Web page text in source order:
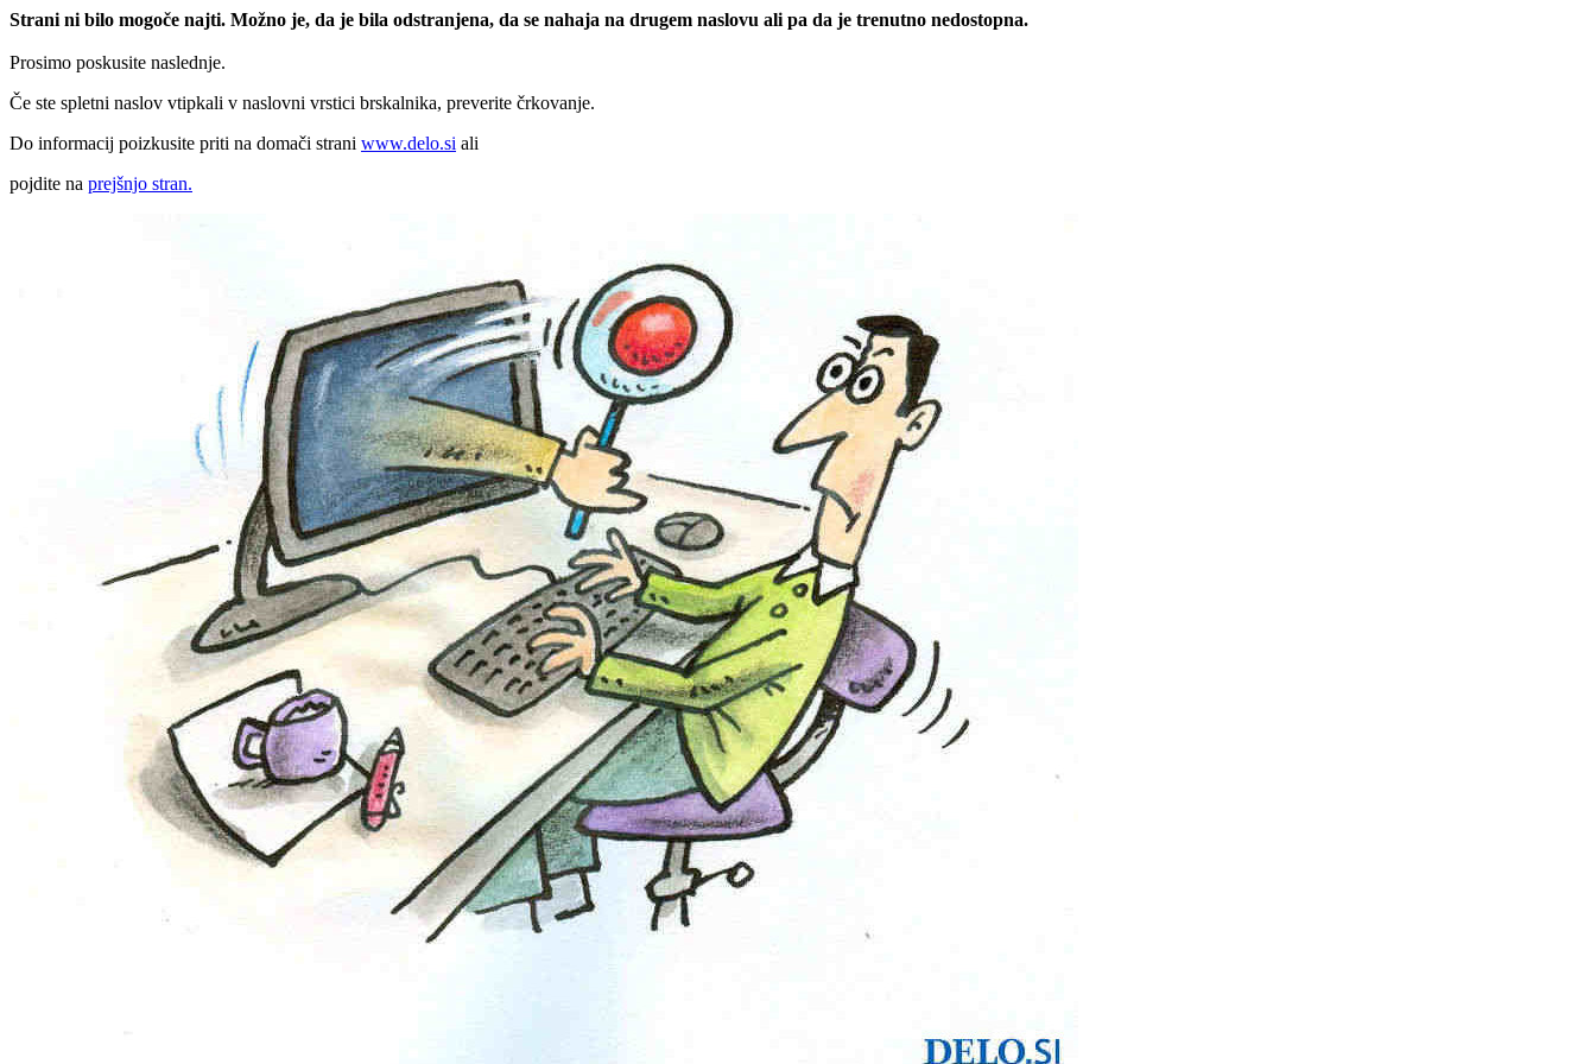
Strani ni bilo mogoče najti. Možno je, da je bila odstranjena, da se nahaja na drugem naslovu ali pa da je trenutno nedostopna.
Prosimo poskusite naslednje.
Če ste spletni naslov vtipkali v naslovni vrstici brskalnika, preverite črkovanje.
Do informacij poizkusite priti na domači strani www.delo.si ali
pojdite na prejšnjo stran.